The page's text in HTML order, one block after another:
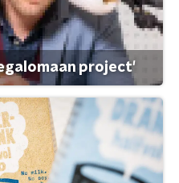
project'